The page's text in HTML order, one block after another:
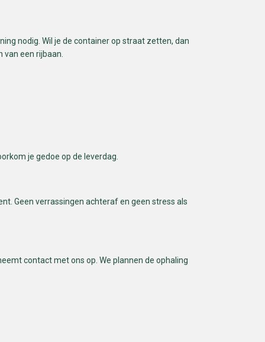
nodig. Wil je de container op straat zetten, dan
een rijbaan.
je gedoe op de leverdag.
Geen verrassingen achteraf en geen stress als
contact met ons op. We plannen de ophaling